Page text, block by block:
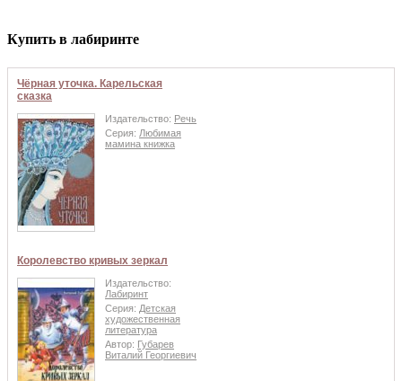
Купить в лабиринте
Чёрная уточка. Карельская
сказка
Издательство: Речь
Серия: Любимая
мамина книжка
Королевство кривых зеркал
Издательство:
Лабиринт
Серия: Детская
художественная
литература
Автор: Губарев
Виталий Георгиевич